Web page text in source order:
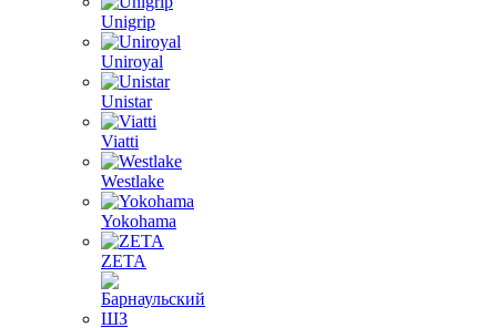
Unigrip
Uniroyal
Unistar
Viatti
Westlake
Yokohama
ZETA